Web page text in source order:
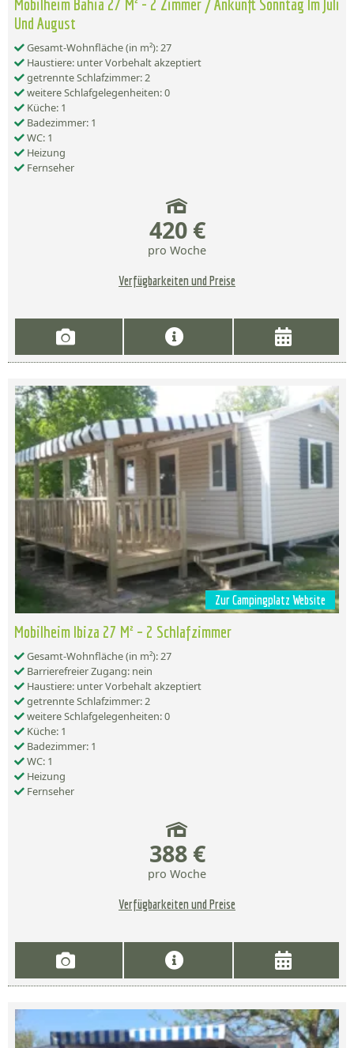
Mobilheim Bahia 27 M² - 2 Zimmer / Ankunft Sonntag Im Juli
Und August
Gesamt-Wohnfläche (in m²): 27
Haustiere: unter Vorbehalt akzeptiert
getrennte Schlafzimmer: 2
weitere Schlafgelegenheiten: 0
Küche: 1
Badezimmer: 1
WC: 1
Heizung
Fernseher
420 €
pro Woche
Verfügbarkeiten und Preise
Zur Campingplatz Website
Mobilheim Ibiza 27 M² – 2 Schlafzimmer
Gesamt-Wohnfläche (in m²): 27
Barrierefreier Zugang: nein
Haustiere: unter Vorbehalt akzeptiert
getrennte Schlafzimmer: 2
weitere Schlafgelegenheiten: 0
Küche: 1
Badezimmer: 1
WC: 1
Heizung
Fernseher
388 €
pro Woche
Verfügbarkeiten und Preise